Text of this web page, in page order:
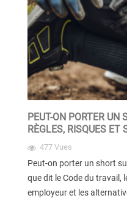
PEUT-ON PORTER UN
RÈGLES, RISQUES ET
477 Vues
Peut-on porter un short
que dit le Code du travail,
employeur et les